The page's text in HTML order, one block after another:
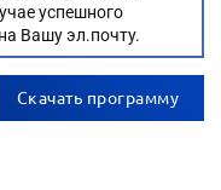
успешного
Вашу эл.почту.
Скачать программу